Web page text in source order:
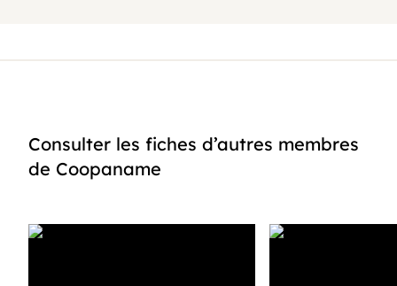
Consulter les fiches d’autres membres
de Coopaname